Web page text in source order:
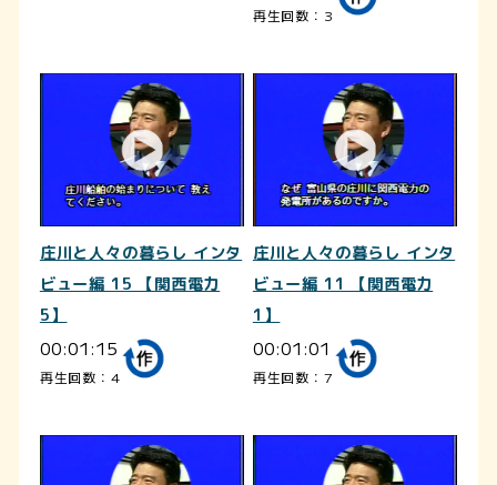
再生回数：3
庄川と人々の暮らし インタ
ビュー編 15 【関西電力
5】
00:01:15
再生回数：4
庄川と人々の暮らし インタ
ビュー編 11 【関西電力
1】
00:01:01
再生回数：7